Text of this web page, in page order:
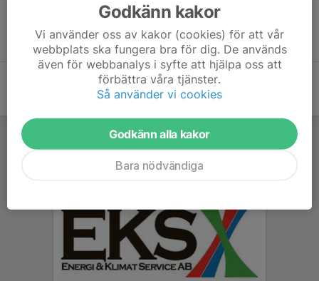
Inget referat skrivet
Godkänn kakor
Vi använder oss av kakor (cookies) för att vår
webbplats ska fungera bra för dig. De används
även för webbanalys i syfte att hjälpa oss att
förbättra våra tjänster.
Så använder vi cookies
Godkänn alla kakor
Bara nödvändiga